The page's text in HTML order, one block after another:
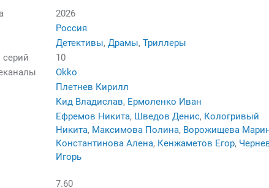
2026
Россия
Детективы, Драмы,Триллеры
серий
10
Okko
Плетнев Кирилл
Кид Владислав, Ермоленко Иван
Ефремов Никита, Шведов Денис, Кологривый
Никита, Максимова Полина, Ворожищева
Константинова Алена, Кенжаметов Егор,
Игорь
7.60